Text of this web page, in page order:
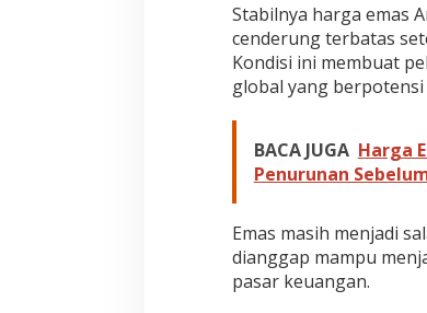
Stabilnya harga emas
cenderung terbatas
Kondisi ini membuat
global yang
BACA JUGA Harga
Penurunan
Emas masih menjadi
dianggap mampu
pasar keuangan.